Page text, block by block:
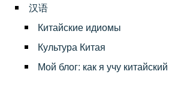
汉语
Китайские идиомы
Культура Китая
Мой блог: как я учу китайский